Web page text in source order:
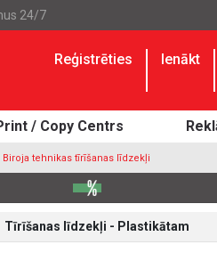
24/7
Reģistrēties Ienākt
/ Copy Centrs
Biroja tehnikas tīrīšanas līdzekļi
Tīrīšanas līdzekļi - Plastikātam